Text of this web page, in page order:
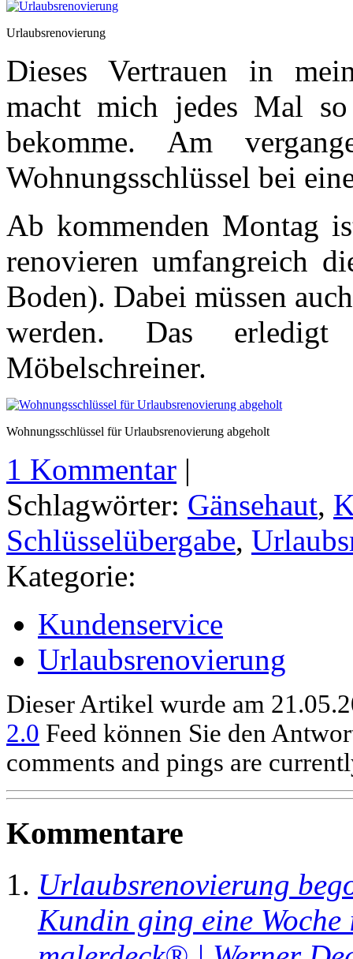
Urlaubsrenovierung
Dieses Vertrauen in
macht mich jedes Mal
bekomme. Am
Wohnungsschlüssel bei
Ab kommenden Montag
renovieren umfangreich
Boden). Dabei müssen
werden. Das
Möbelschreiner.
Wohnungsschlüssel für Urlaubsrenovierung abgeholt
1 Kommentar |
Schlagwörter: Gänsehaut,
Schlüsselübergabe,
Kategorie:
Kundenservice
Urlaubsrenovierung
Dieser Artikel wurde am
2.0 Feed können Sie den
comments and pings are
Kommentare
Urlaubsrenovierung
Kundin ging eine